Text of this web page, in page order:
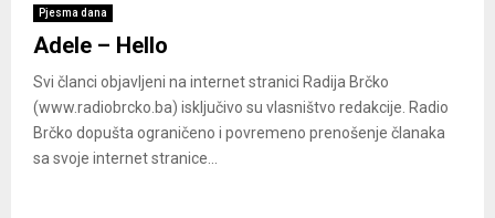
Pjesma dana
Adele – Hello
Svi članci objavljeni na internet stranici Radija Brčko
(www.radiobrcko.ba) isključivo su vlasništvo redakcije. Radio
Brčko dopušta ograničeno i povremeno prenošenje članaka
sa svoje internet stranice...